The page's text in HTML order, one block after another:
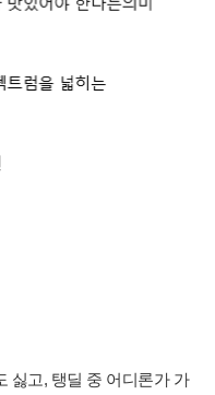
싫고, 탱딜 중 어디론가 가